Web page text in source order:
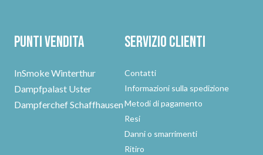
Punti vendita
InSmoke Winterthur
Dampfpalast Uster
Dampferchef Schaffhausen
Servizio clienti
Contatti
Informazioni sulla spedizione
Metodi di pagamento
Resi
Danni o smarrimenti
Ritiro